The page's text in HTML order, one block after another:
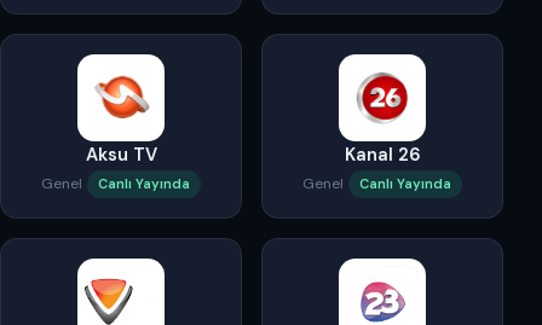
Aksu TV
Genel Canlı Yayında
Kanal 26
Genel Canlı Yayında